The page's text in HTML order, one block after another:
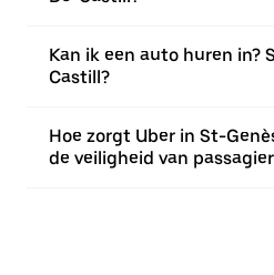
Kan ik een auto huren in?
Castill?
Hoe zorgt Uber in St-
de veiligheid van